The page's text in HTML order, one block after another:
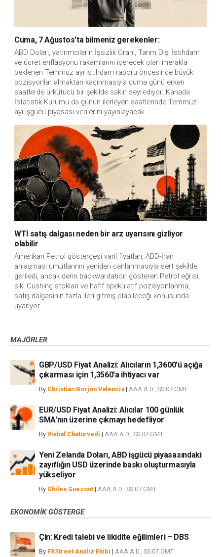
Cuma, 7 Ağustos'ta bilmeniz gerekenler:
ABD Doları, yatırımcıların İşsizlik Oranı, Tarım Dışı İstihdam
ve ücret enflasyonu rakamlarını içerecek olan merakla
beklenen Temmuz ayı istihdam raporu öncesinde büyük
pozisyonlar almaktan kaçınmasıyla cuma günü erken
saatlerde ürkütücü bir şekilde sakin seyrediyor. Kanada
İstatistik Kurumu da günün ilerleyen saatlerinde Temmuz
ayı işgücü piyasası verilerini yayınlayacak.
WTI satış dalgası neden bir arz uyarısını gizliyor
olabilir
Amerikan Petrol göstergesi varil fiyatları, ABD-İran
anlaşması umutlarının yeniden canlanmasıyla sert şekilde
geriledi, ancak derin backwardation gösteren Petrol eğrisi,
sıkı Cushing stokları ve hafif spekülatif pozisyonlanma,
satış dalgasının fazla ileri gitmiş olabileceği konusunda
uyarıyor.
MAJÖRLER
GBP/USD Fiyat Analizi: Alıcıların 1,3600'ü açığa
çıkarması için 1,3560'a ihtiyacı var
By Christian Borjon Valencia | AAA A.D., SS:07 GMT
EUR/USD Fiyat Analizi: Alıcılar 100 günlük
SMA'nın üzerine çıkmayı hedefliyor
By Vishal Chaturvedi | AAA A.D., SS:07 GMT
Yeni Zelanda Doları, ABD işgücü piyasasındaki
zayıflığın USD üzerinde baskı oluşturmasıyla
yükseliyor
By Ghiles Guezout | AAA A.D., SS:07 GMT
EKONOMIK GÖSTERGE
Çin: Kredi talebi ve likidite eğilimleri – DBS
By FXStreet Analiz Ekibi | AAA A.D., SS:07 GMT